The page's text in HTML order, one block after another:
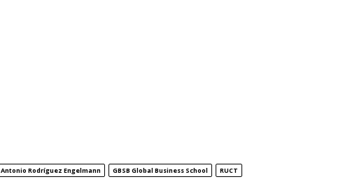
Antonio Rodríguez Engelmann GBSB Global Business School RUCT